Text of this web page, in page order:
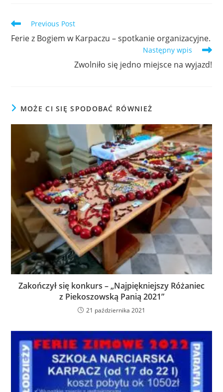
Previous Post
Ferie z Bogiem w Karpaczu – spotkanie organizacyjne.
Następny wpis
Zwolniło się jedno miejsce na wyjazd!
MOŻE CI SIĘ SPODOBAĆ RÓWNIEŻ
Zakończył się konkurs – „Najpiękniejszy Różaniec
z Piekoszowską Panią 2021”
21 października 2021